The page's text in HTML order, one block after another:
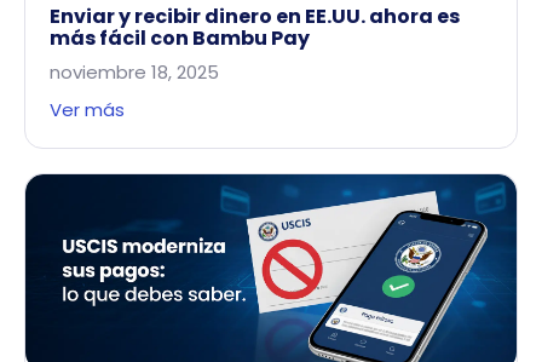
Enviar y recibir dinero en EE.UU. ahora es
más fácil con Bambu Pay
noviembre 18, 2025
Ver más